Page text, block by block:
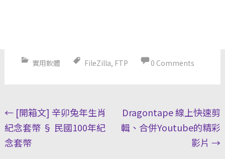
實用軟體 FileZilla, FTP 0 Comments
Post
navigation
←[開箱文] 辛卯兔年生肖
紀念套幣 § 民國100年紀
念套幣
Dragontape 線上快速剪
輯、合併Youtube的精彩
影片→